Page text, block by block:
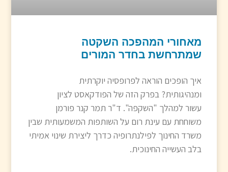
מאחורי המהפכה השקטה
שמתרחשת בחדר המורים
איך הופכים הוראה לפרופסיה יוקרתית
ומנהיגותית? בפרק הזה של הפודקאסט לציון
עשור למהלך "השקפה". ד"ר תמר קנר פורמן
משוחחת עם עינת רום על השותפות המשמעותית שבין
משרד החינוך לפילנתרופיה כדרך ליצירת שינוי אמיתי
בלב העשייה החינוכית.